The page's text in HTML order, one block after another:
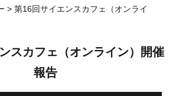
第16回サイエンスカフェ（オンライ
スカフェ（オンライン）開催
報告